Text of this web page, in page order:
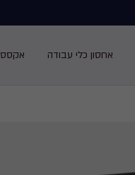
אחסון כלי עבודה